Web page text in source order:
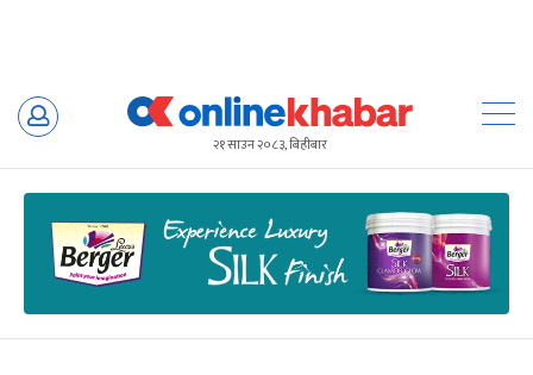
Skip
२१ साउन २०८३, बिहीबार